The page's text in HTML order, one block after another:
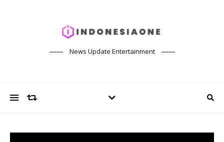
News Update Entertainment